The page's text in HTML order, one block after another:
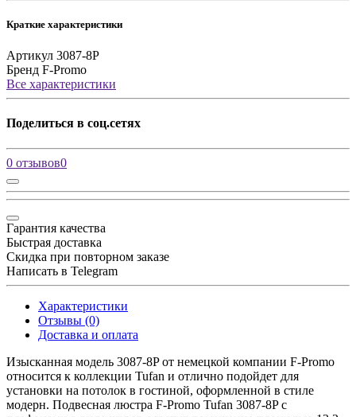
Краткие характеристики
Артикул 3087-8P
Бренд F-Promo
Все характеристики
Поделиться в соц.сетях
0 отзывов0
Гарантия качества
Быстрая доставка
Скидка при повторном заказе
Написать в Telegram
Характеристики
Отзывы (0)
Доставка и оплата
Изысканная модель 3087-8P от немецкой компании F-Promo
относится к коллекции Tufan и отлично подойдет для
установки на потолок в гостиной, оформленной в стиле
модерн. Подвесная люстра F-Promo Tufan 3087-8P с